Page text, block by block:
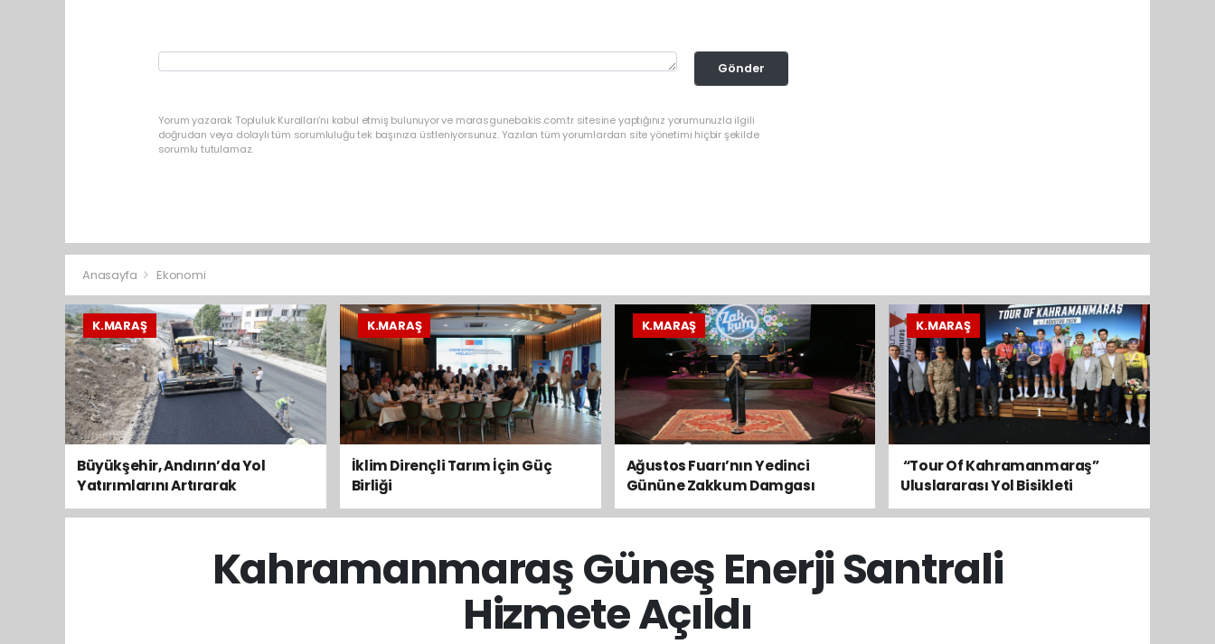
Gönder
Yorum yazarak Topluluk Kuralları’nı kabul etmiş bulunuyor ve marasgunebakis.com.tr sitesine yaptığınız yorumunuzla ilgili
doğrudan veya dolaylı tüm sorumluluğu tek başınıza üstleniyorsunuz. Yazılan tüm yorumlardan site yönetimi hiçbir şekilde
sorumlu tutulamaz.
Anasayfa Ekonomi
K.MARAŞ
Büyükşehir, Andırın’da Yol
Yatırımlarını Artırarak
Sürdürüyor
K.MARAŞ
İklim Dirençli Tarım İçin Güç
Birliği
K.MARAŞ
Ağustos Fuarı’nın Yedinci
Gününe Zakkum Damgası
K.MARAŞ
​ “Tour Of Kahramanmaraş”
Uluslararası Yol Bisikleti
Turnuvası Tamamlandı
Kahramanmaraş Güneş Enerji Santrali
Hizmete Açıldı